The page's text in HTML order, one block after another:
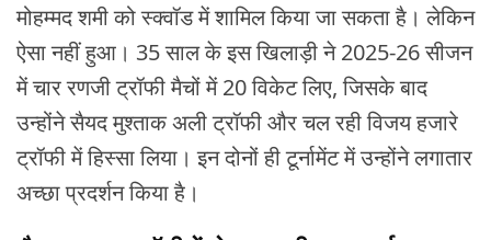
मोहम्मद शमी को स्क्वॉड में शामिल किया जा सकता है। लेकिन
ऐसा नहीं हुआ। 35 साल के इस खिलाड़ी ने 2025-26 सीजन
में चार रणजी ट्रॉफी मैचों में 20 विकेट लिए, जिसके बाद
उन्होंने सैयद मुश्ताक अली ट्रॉफी और चल रही विजय हजारे
ट्रॉफी में हिस्सा लिया। इन दोनों ही टूर्नामेंट में उन्होंने लगातार
अच्छा प्रदर्शन किया है।